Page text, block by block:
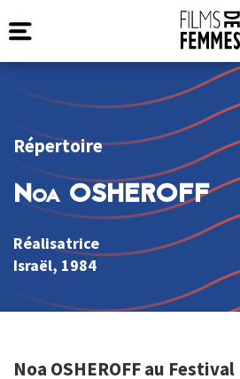
Répertoire
Noa OSHEROFF
Réalisatrice
Israël, 1984
Noa OSHEROFF au